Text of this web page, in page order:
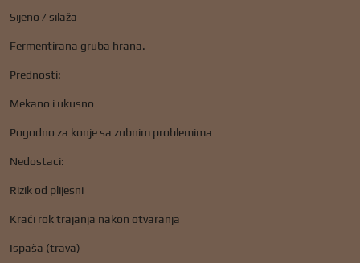
Sijeno / silaža
Fermentirana gruba hrana.
Prednosti:
Mekano i ukusno
Pogodno za konje sa zubnim problemima
Nedostaci:
Rizik od plijesni
Kraći rok trajanja nakon otvaranja
Ispaša (trava)